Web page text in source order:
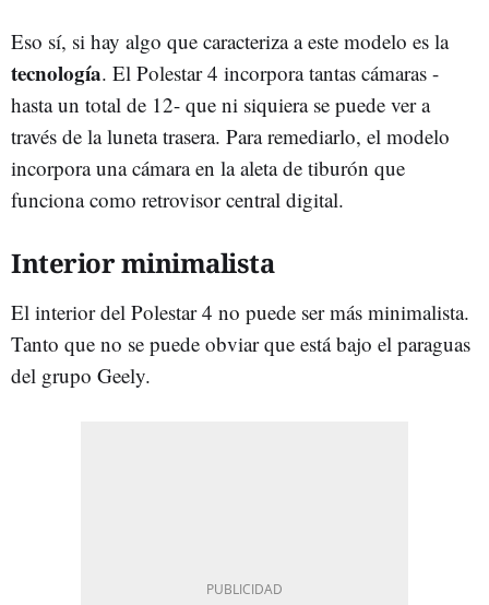
Eso sí, si hay algo que caracteriza a este modelo es la
tecnología. El Polestar 4 incorpora tantas cámaras -
hasta un total de 12- que ni siquiera se puede ver a
través de la luneta trasera. Para remediarlo, el modelo
incorpora una cámara en la aleta de tiburón que
funciona como retrovisor central digital.
Interior minimalista
El interior del Polestar 4 no puede ser más minimalista.
Tanto que no se puede obviar que está bajo el paraguas
del grupo Geely.